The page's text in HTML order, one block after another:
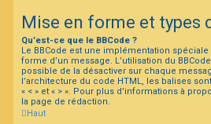
Mise en forme et types
Qu’est-ce que le BBCode ?
Le BBCode est une implémentation
forme d’un message. L’utilisation du
possible de la désactiver sur chaque
l’architecture du code HTML, les balises
« < » et « > ». Pour plus d’informations à
la page de rédaction.
Haut